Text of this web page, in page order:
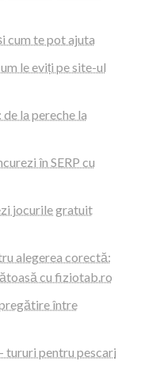
cum te pot ajuta
le eviți pe site-ul
la pereche la
în SERP cu
jocurile gratuit
alegerea corectă:
cu fiziotab.ro
între
tururi pentru pescari